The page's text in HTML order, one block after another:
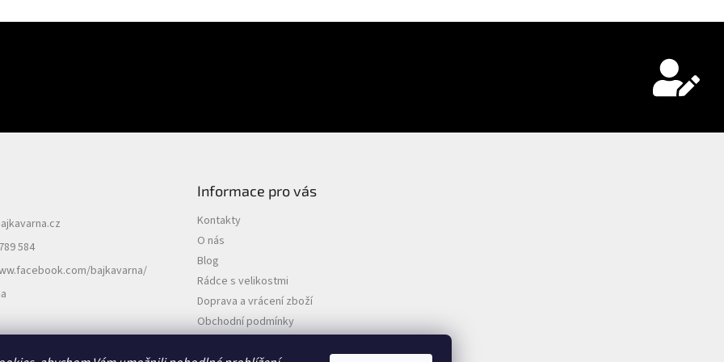
584
bajkavarna/
Informace pro vás
Kontakty
O nás
Blog
Rádce s velikostmi
Doprava a vrácení zboží
Obchodní podmínky